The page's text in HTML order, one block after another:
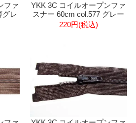
ファ
グレ
YKK 3C コイルオープンファ
スナー 60cm col.577 グレー
220円(税込)